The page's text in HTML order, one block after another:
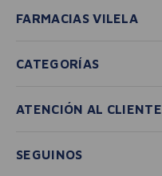
FARMACIAS VILELA
CATEGORÍAS
ATENCIÓN AL CLIENTE
SEGUINOS